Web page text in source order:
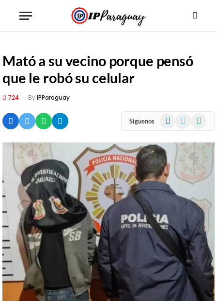
Mató a su vecino porque pensó
que le robó su celular
724 ByIPParaguay
Siguenos Facebook